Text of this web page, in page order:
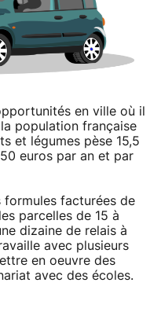
en ville où il
population française
et légumes pèse 15,5
euros par an et par
formules facturées de
parcelles de 15 à
dizaine de relais à
avec plusieurs
en oeuvre des
avec des écoles.